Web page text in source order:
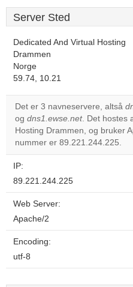
Server Sted
Dedicated And Virtual Hosting
Drammen
Norge
59.74, 10.21
Det er 3 navneservere, altså
og dns1.ewse.net. Det hostes
Hosting Drammen, og bruker
nummer er 89.221.244.225.
IP:
89.221.244.225
Web Server:
Apache/2
Encoding:
utf-8